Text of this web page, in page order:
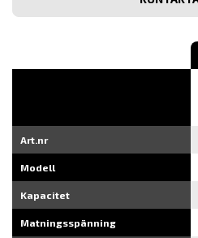
post
Art.nr
Modell
Kapacitet
Matningsspänning